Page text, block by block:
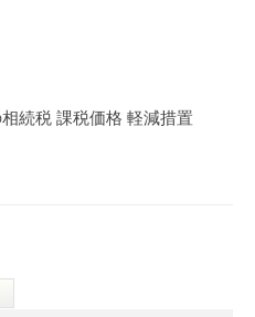
続税 課税価格 軽減措置